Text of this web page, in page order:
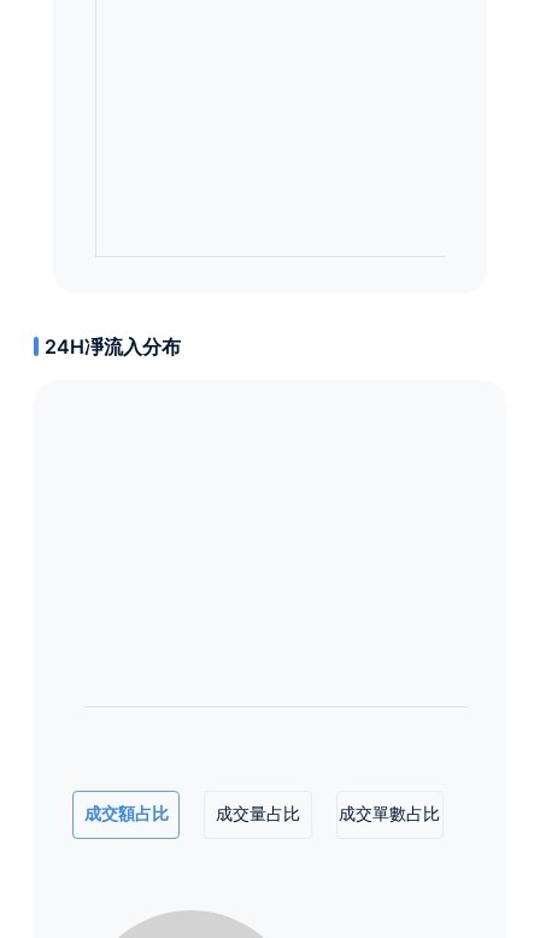
24H凈流入分布
成交額占比 成交量占比 成交單數占比